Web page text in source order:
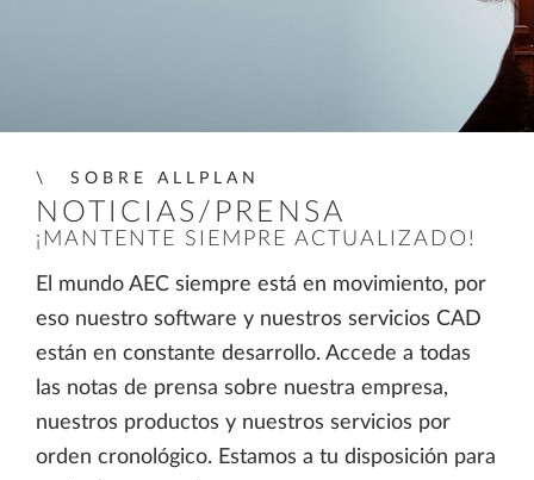
SOBRE ALLPLAN
NOTICIAS/PRENSA
¡MANTENTE SIEMPRE ACTUALIZADO!
El mundo AEC siempre está en movimiento, por
eso nuestro software y nuestros servicios CAD
están en constante desarrollo. Accede a todas
las notas de prensa sobre nuestra empresa,
nuestros productos y nuestros servicios por
orden cronológico. Estamos a tu disposición para